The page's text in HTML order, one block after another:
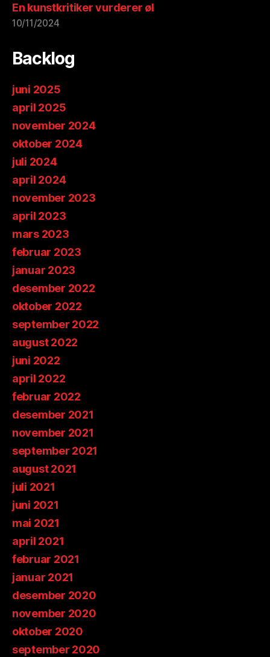
En kunstkritiker vurderer øl
10/11/2024
Backlog
juni 2025
april 2025
november 2024
oktober 2024
juli 2024
april 2024
november 2023
april 2023
mars 2023
februar 2023
januar 2023
desember 2022
oktober 2022
september 2022
august 2022
juni 2022
april 2022
februar 2022
desember 2021
november 2021
september 2021
august 2021
juli 2021
juni 2021
mai 2021
april 2021
februar 2021
januar 2021
desember 2020
november 2020
oktober 2020
september 2020